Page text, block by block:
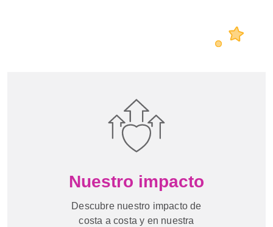
Nuestro impacto
Descubre nuestro impacto de
costa a costa y en nuestra